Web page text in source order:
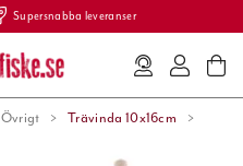
Supersnabba leveranser
Övrigt Trävinda 10x16cm